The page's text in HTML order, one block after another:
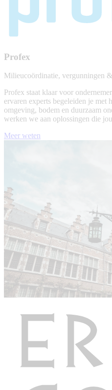
Profex
Milieucoördinatie, vergunningen
Profex staat klaar voor
ervaren experts begeleiden je met
omgeving, bodem en duurzaam
werken we aan oplossingen die
Meer weten